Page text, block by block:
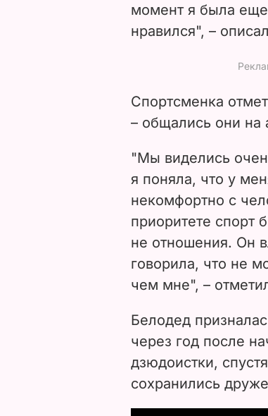
момент я была
нравился", –
Спортсменка
– общались они на
"Мы виделись
я поняла, что у
некомфортно с
приоритете спорт
не отношения. Он
говорила, что не
чем мне", –
Белодед
через год после
дзюдоистки,
сохранились